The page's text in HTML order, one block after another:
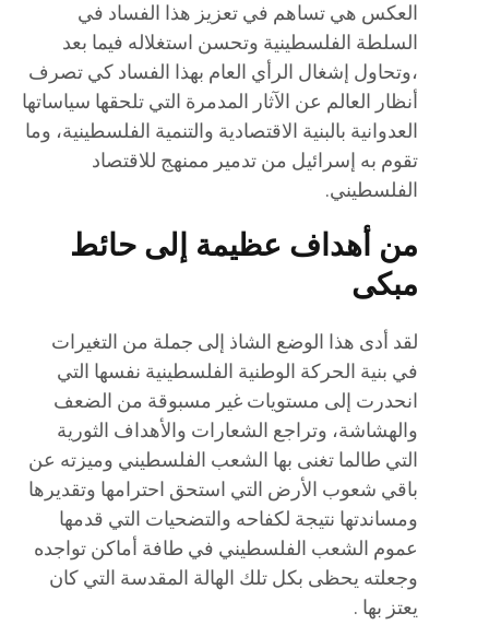
العكس هي تساهم في تعزيز هذا الفساد في
السلطة الفلسطينية وتحسن استغلاله فيما بعد
،وتحاول إشغال الرأي العام بهذا الفساد كي تصرف
أنظار العالم عن الآثار المدمرة التي تلحقها سياساتها
العدوانية بالبنية الاقتصادية والتنمية الفلسطينية، وما
تقوم به إسرائيل من تدمير ممنهج للاقتصاد
الفلسطيني.
من أهداف عظيمة إلى حائط
مبكى
لقد أدى هذا الوضع الشاذ إلى جملة من التغيرات
في بنية الحركة الوطنية الفلسطينية نفسها التي
انحدرت إلى مستويات غير مسبوقة من الضعف
والهشاشة، وتراجع الشعارات والأهداف الثورية
التي طالما تغنى بها الشعب الفلسطيني وميزته عن
باقي شعوب الأرض التي استحق احترامها وتقديرها
ومساندتها نتيجة لكفاحه والتضحيات التي قدمها
عموم الشعب الفلسطيني في طافة أماكن تواجده
وجعلته يحظى بكل تلك الهالة المقدسة التي كان
يعتز بها .